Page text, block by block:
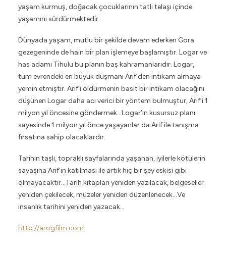
yaşam kurmuş, doğacak çocuklarının tatlı telaşı içinde
yaşamını sürdürmektedir.
Dünyada yaşam, mutlu bir şekilde devam ederken Gora
gezegeninde de hain bir plan işlemeye başlamıştır. Logar ve
has adamı Tihulu bu planın baş kahramanlarıdır. Logar,
tüm evrendeki en büyük düşmanı Arif’den intikam almaya
yemin etmiştir. Arif’i öldürmenin basit bir intikam olacağını
düşünen Logar daha acı verici bir yöntem bulmuştur, Arif’i 1
milyon yıl öncesine göndermek…Logar’ın kusursuz planı
sayesinde 1 milyon yıl önce yaşayanlar da Arif ile tanışma
fırsatına sahip olacaklardır.
Tarihin taşlı, topraklı sayfalarında yaşanan, iyilerle kötülerin
savaşına Arif’in katılması ile artık hiç bir şey eskisi gibi
olmayacaktır…Tarih kitapları yeniden yazılacak, belgeseller
yeniden çekilecek, müzeler yeniden düzenlenecek…Ve
insanlık tarihini yeniden yazacak…
http://arogfilm.com